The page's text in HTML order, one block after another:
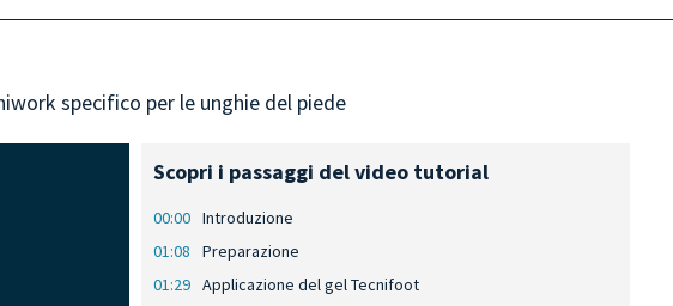
specifico per le unghie del piede
Scopri i passaggi del video tutorial
00:00 Introduzione
01:08
Preparazione
01:29 Applicazione del gel Tecnifoot